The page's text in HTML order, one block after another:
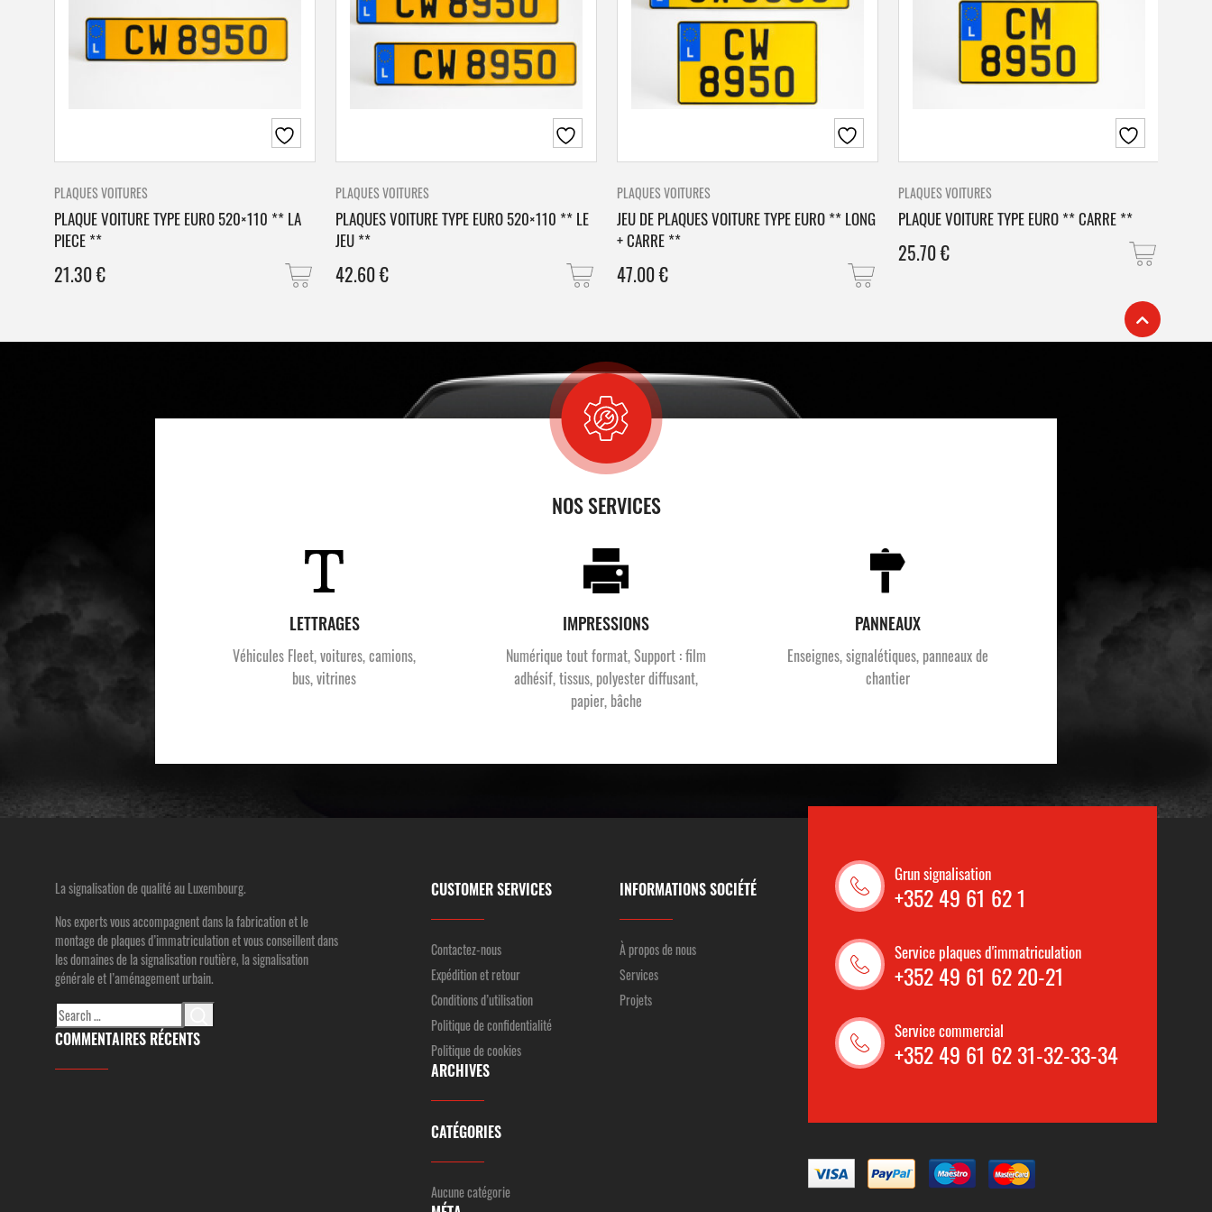
PLAQUES VOITURES
PLAQUE VOITURE TYPE EURO 520×110 ** LA
PIECE **
21.30€
PLAQUES VOITURES
PLAQUES VOITURE TYPE EURO 520×110 ** LE
JEU **
42.60€
PLAQUES VOITURES
JEU DE PLAQUES VOITURE TYPE EURO ** LONG
+ CARRE **
47.00€
PLAQUES VOITURES
PLAQUE VOITURE TYPE EURO ** CARRE **
25.70€
NOS SERVICES
LETTRAGES
Véhicules Fleet, voitures, camions,
bus, vitrines
IMPRESSIONS
Numérique tout format, Support : film
adhésif, tissus, polyester diffusant,
papier, bâche
PANNEAUX
Enseignes, signalétiques, panneaux de
chantier
La signalisation de qualité au Luxembourg.
Nos experts vous accompagnent dans la fabrication et le
montage de plaques d’immatriculation et vous conseillent dans
les domaines de la signalisation routière, la signalisation
générale et l’aménagement urbain.
Search
for:
COMMENTAIRES RÉCENTS
CUSTOMER SERVICES
Contactez-nous
Expédition et retour
Conditions d’utilisation
Politique de confidentialité
Politique de cookies
ARCHIVES
CATÉGORIES
Aucune catégorie
INFORMATIONS SOCIÉTÉ
À propos de nous
Services
Projets
Grun signalisation
+352 49 61 62 1
Service plaques d'immatriculation
+352 49 61 62 20-21
Service commercial
+352 49 61 62 31-32-33-34